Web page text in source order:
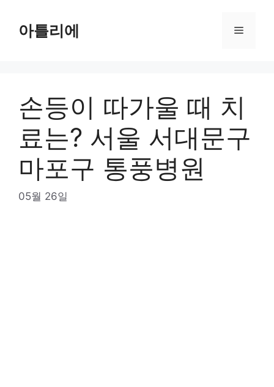
content아틀리에 Menu
손등이 따가울 때 치
료는? 서울 서대문구
마포구 통풍병원
05월 26일